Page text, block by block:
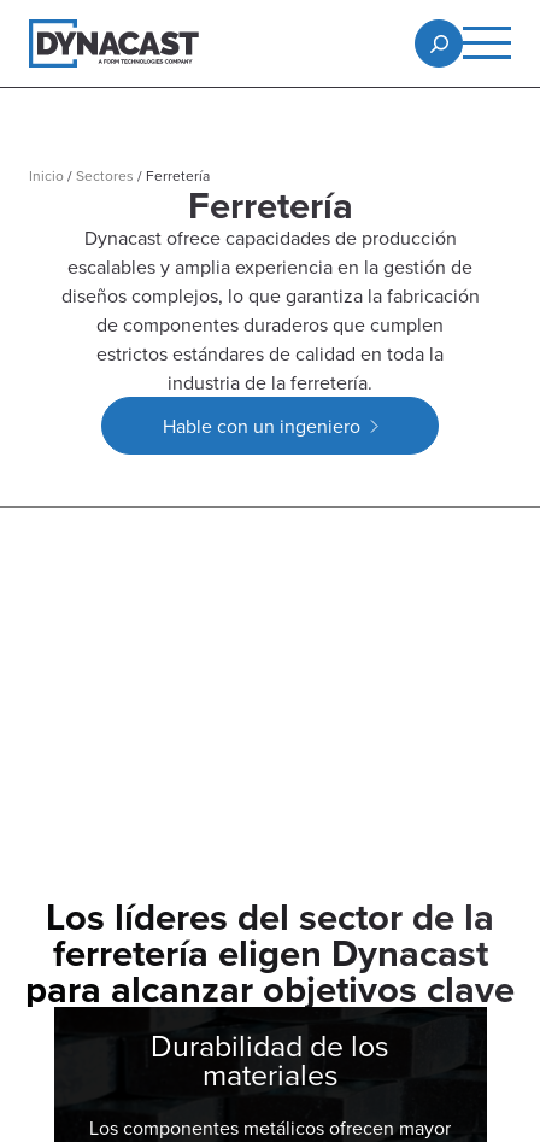
Inicio/Sectores / Ferretería
Ferretería
Dynacast ofrece capacidades de producción
escalables y amplia experiencia en la gestión de
diseños complejos, lo que garantiza la fabricación
de componentes duraderos que cumplen
estrictos estándares de calidad en toda la
industria de la ferretería.
Hable con un ingeniero
Los líderes del sector de la
ferretería eligen Dynacast
para alcanzar objetivos clave
Durabilidad de los
materiales
Los componentes metálicos ofrecen mayor